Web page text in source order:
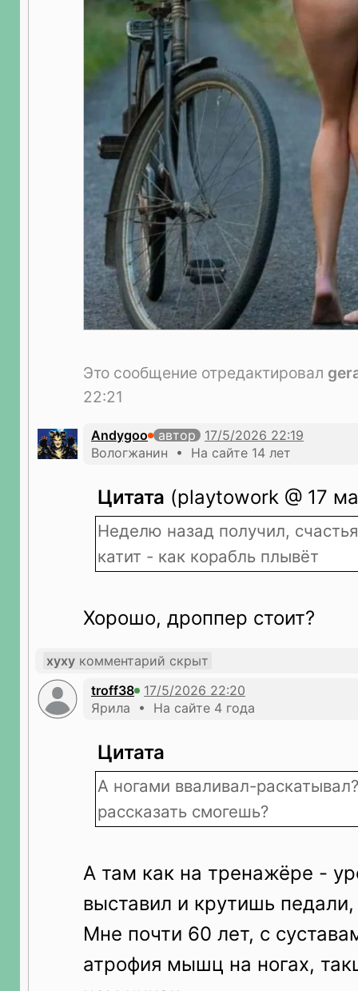
Это сообщение отредактировал
22:21
Andygoo
автор
Вологжанин • На сайте 14 лет
Цитата (playtowork @ 17
Неделю назад получил,
катит - как корабль плывёт
Хорошо, дроппер стоит?
xyxy комментарий скрыт
troff38
Ярила • На сайте 4 года
Цитата
А ногами вваливал-
рассказать смогешь?
А там как на тренажёре -
выставил и крутишь
Мне почти 60 лет, с
атрофия мышц на ногах,